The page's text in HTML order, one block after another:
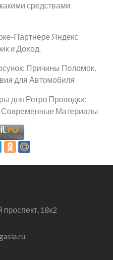
средствами
Партнере Яндекс
и Доход.
Причины Поломок,
для Автомобиля
для Ретро Проводки:
Современные Материалы
18к2